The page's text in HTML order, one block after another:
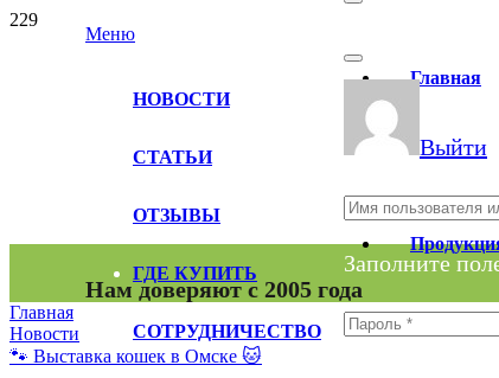
Меню
Нам доверяют с 2005 года
Главная
НОВОСТИ
СТАТЬИ
ОТЗЫВЫ
ГДЕ КУПИТЬ
СОТРУДНИЧЕСТВО
Выйти
Заполните
Главная
Новости
🐾 Выставка кошек в Омске 🐱